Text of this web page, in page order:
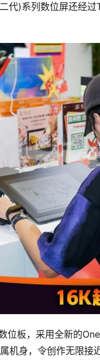
代)系列数位屏还经
位板，采用全新的
机身，令创作无限接